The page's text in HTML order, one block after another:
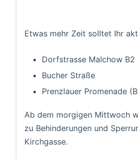
Etwas mehr Zeit solltet Ihr
Dorfstrasse Malchow B2
Bucher Straße
Prenzlauer Promenade
Ab dem morgigen Mittwoch
zu Behinderungen und
Kirchgasse.